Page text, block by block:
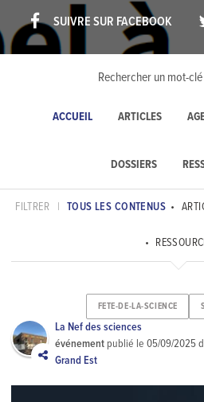
SUIVRE SUR FACEBOOK
ACCUEIL ARTICLES
DOSSIERS
FILTRER | TOUS LES CONTENUS
FETE-DE-LA-SCIENCE
La Nef des sciences
événement publié le05/09/2025
Grand Est